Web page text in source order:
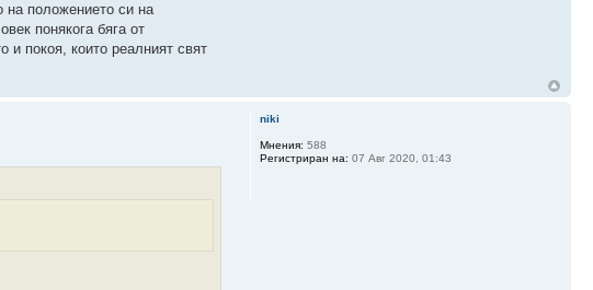
на положението си на
понякога бяга от
и покоя, които реалният свят
niki
Мнения: 588
Регистриран на: 07 Авг 2020, 01:43